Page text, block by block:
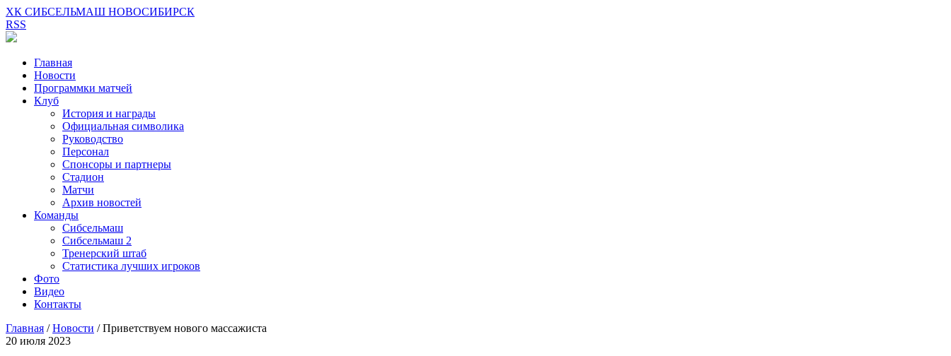
ХК СИБСЕЛЬМАШ НОВОСИБИРСК
RSS
Главная
Новости
Программки матчей
Клуб
История и награды
Официальная символика
Руководство
Персонал
Спонсоры и партнеры
Стадион
Матчи
Архив новостей
Команды
Сибсельмаш
Сибсельмаш 2
Тренерский штаб
Статистика лучших игроков
Фото
Видео
Контакты
Главная /Новости /Приветствуем нового массажиста
20 июля 2023